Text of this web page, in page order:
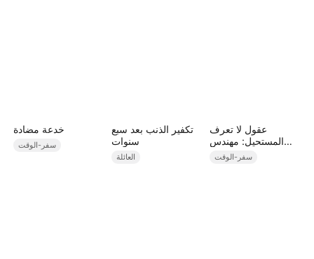
خدعة مضادة
سفر-الوقت
تكفير الذنب بعد سبع
سنوات
العائلة
عقول لا تعرف
المستحيل: مهندس
المستقبل يغير وجه
الماضي
سفر-الوقت